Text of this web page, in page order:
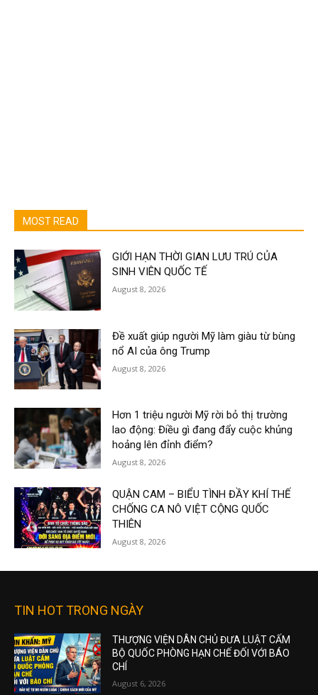
MOST READ
GIỚI HẠN THỜI GIAN LƯU TRÚ CỦA
SINH VIÊN QUỐC TẾ
August 8, 2026
Đề xuất giúp người Mỹ làm giàu từ bùng
nổ AI của ông Trump
August 8, 2026
Hơn 1 triệu người Mỹ rời bỏ thị trường
lao động: Điều gì đang đẩy cuộc khủng
hoảng lên đỉnh điểm?
August 8, 2026
QUẬN CAM – BIỂU TÌNH ĐẦY KHÍ THẾ
CHỐNG CA NÔ VIỆT CỘNG QUỐC
THIÊN
August 8, 2026
TIN HOT TRONG NGÀY
THƯỢNG VIỆN DÂN CHỦ ĐƯA LUẬT CẤM
BỘ QUỐC PHÒNG HẠN CHẾ ĐỐI VỚI BÁO
CHÍ
August 6, 2026